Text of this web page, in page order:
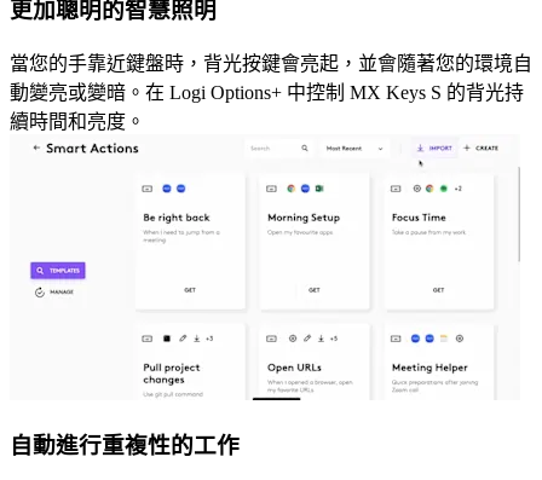
更加聰明的智慧照明
當您的手靠近鍵盤時，背光按鍵會亮起，並會隨著您的環境自
動變亮或變暗。在 Logi Options+ 中控制 MX Keys S 的背光持
續時間和亮度。
自動進行重複性的工作